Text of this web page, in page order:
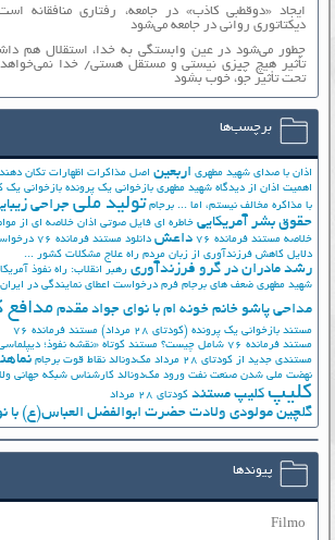
ایجاد «دوقطبی کاذب» در جامعه، رفتاری منافقانه
دیکتاتوری روانی در جامعه می‌شود
چطور می‌شود در عین وابستگی به خدا، استقلال هم
تأثیر هیچ چیزی نیستی و مستقل هستی/ خدا
تحت تأثیر جوّ، خوب بشود
برچسب‌ها
اذان با صدای شهید مطهری اربعین اصل مذاکرات اظهارات تکان
اهمیت اذان از دیدگاه شهید مطهری بازخوانی یک پرونده بازخوانی یک
با مذاکره مخالف نیستم، اما ... برجام تولید ملی جراحی
حقوق بشر آمریکایی خاطره ای فایل صوتی اذان خلاصه ای از
خلاصه مستند فرمانده 76
داعش دانلود مستند فرمانده 76
دلایل کاهش فرزندآوری از زبان مردم راه علاج مشکلات کشور ...
رشد مادران در گرو فرزندآوری رهبر انقلاب: راه نفوذ
شهید مطهری ضعف های برجام فرم درخواست اعطای نمایندگی در ایران
مداحی پاشو خانم خونه ام با نوای جواد مقدم مدافع
مستند بازخوانی یک پرونده (کودتای 28 مرداد)
مستند فرمانده 76
مستند فرمانده 76 شامل چیست؟
مستند کوتاه «نقشه نفوذ؛
مستندی جدید از کودتای 28 مرداد
مک‌دونالد نقاط قوت برجام
نهضت ملي شدن صنعت نفت ورود مک‌دونالد کارشناس شبکه جهانی
کلیپ کلیپ مستند کودتای 28 مرداد
گلچین مولودی ولادت حضرت ابوالفضل العباس(ع) با
پیوندها
Filmo